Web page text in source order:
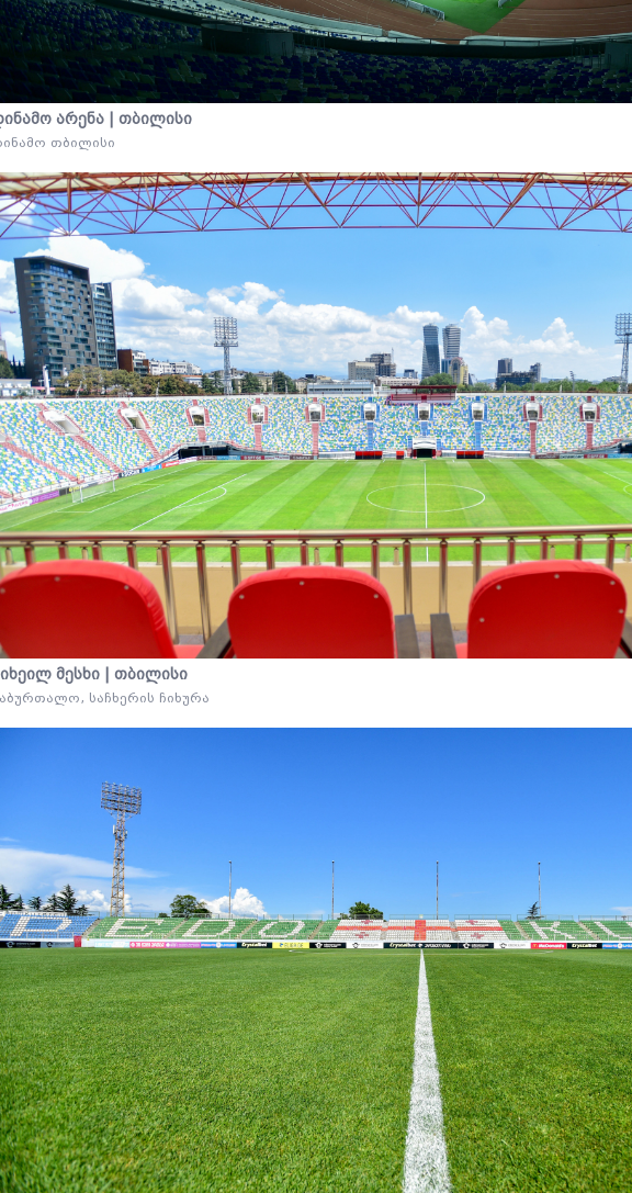
არენა | თბილისი
თბილისი
მესხი | თბილისი
საჩხერის ჩიხურა